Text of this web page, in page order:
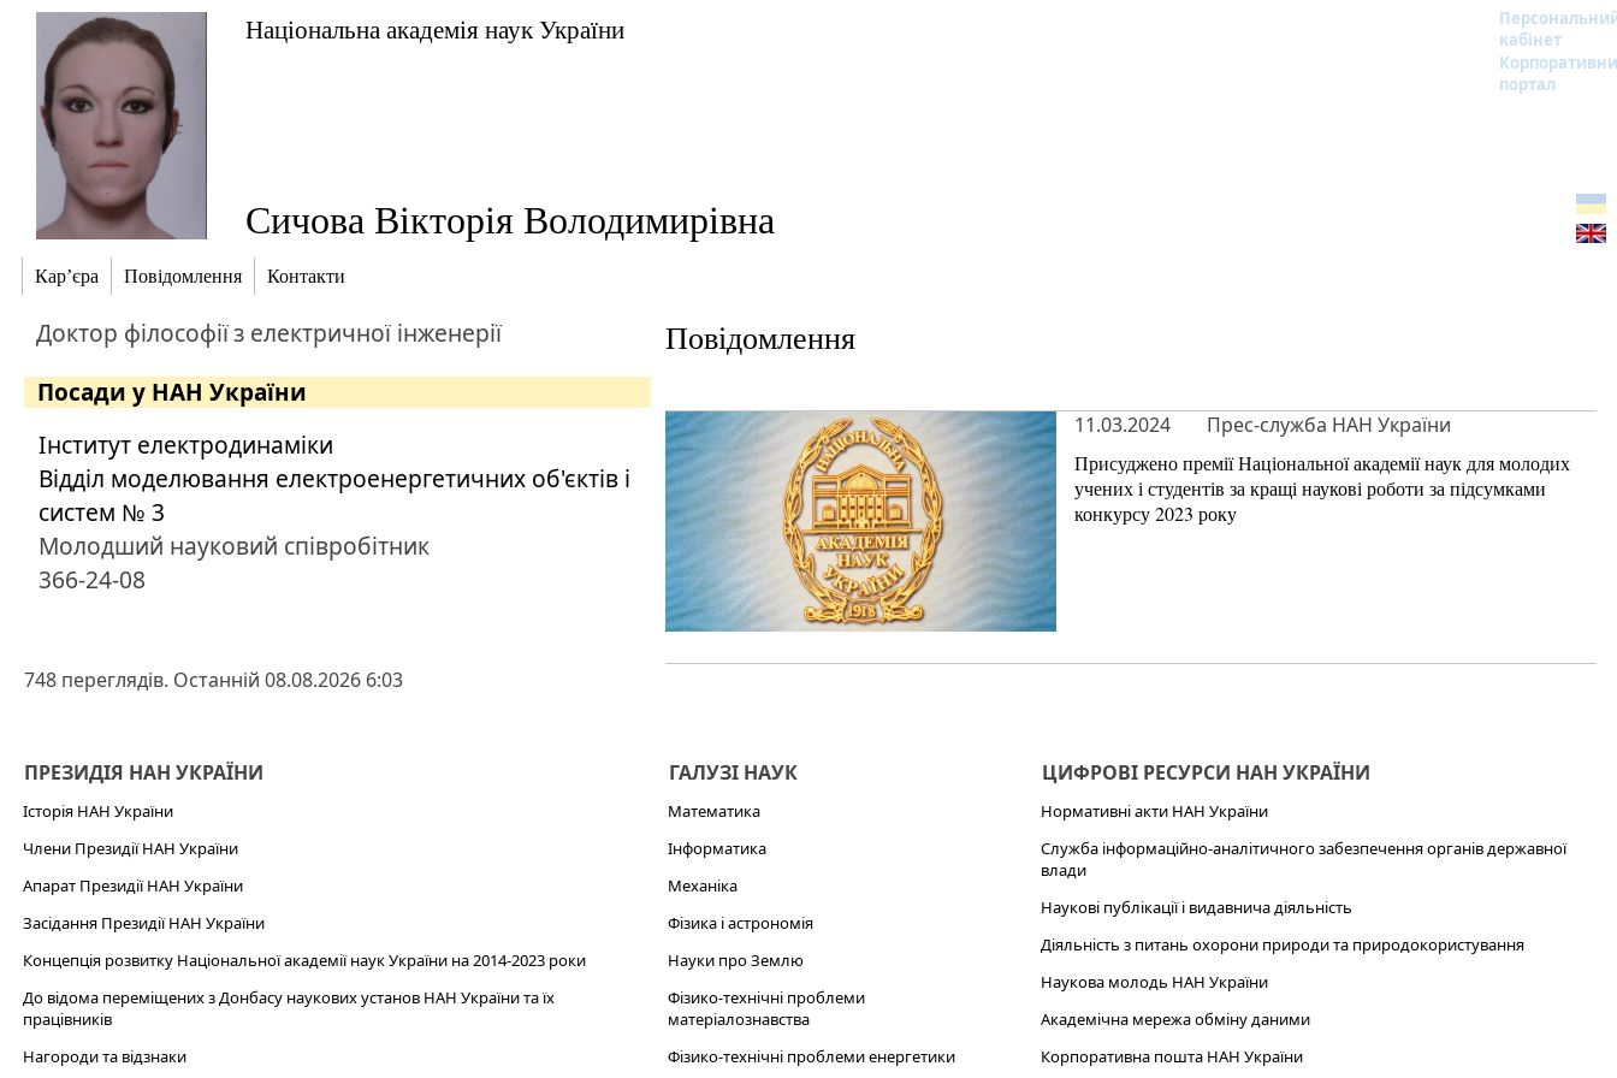
Національна академія наук України
кабінет
портал
Сичова Вікторія Володимирівна
Кар’єра Повідомлення Контакти
Доктор філософіїз електричної інженерії
Посади у НАН України
Інститут електродинаміки
Відділ моделювання електроенергетичних об'єктів і
систем № 3
Молодший науковий співробітник
366-24-08
748 переглядів. Останній 08.08.2026 6:03
Повідомлення
11.03.2024 Прес-служба НАН України
Присуджено премії Національної академії наук для молодих
учених і студентів за кращі наукові роботи за підсумками
конкурсу 2023 року
ПРЕЗИДІЯ НАН УКРАЇНИ
Історія НАН України
Члени Президії НАН України
Апарат Президії НАН України
Засідання Президії НАН України
Концепція розвитку Національної академії наук України на 2014-2023 роки
До відома переміщених з Донбасу наукових установ НАН України та їх
працівників
Нагороди та відзнаки
ГАЛУЗІ НАУК
Математика
Інформатика
Механіка
Фізика і астрономія
Науки про Землю
Фізико-технічні проблеми
матеріалознавства
Фізико-технічні проблеми енергетики
ЦИФРОВІ РЕСУРСИ НАН УКРАЇНИ
Нормативні акти НАН України
Служба інформаційно-аналітичного забезпечення органів державної
влади
Наукові публікації і видавнича діяльність
Діяльність з питань охорони природи та природокористування
Наукова молодь НАН України
Академічна мережа обміну даними
Корпоративна пошта НАН України